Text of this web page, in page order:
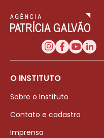
O INSTITUTO
Sobre o Instituto
Contato e cadastro
Imprensa